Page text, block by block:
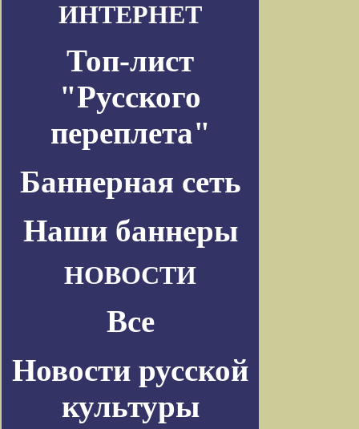
ИНТЕРНЕТ
Топ-лист
"Русского
переплета"
Баннерная сеть
Наши баннеры
НОВОСТИ
Все
Новости русской
культуры